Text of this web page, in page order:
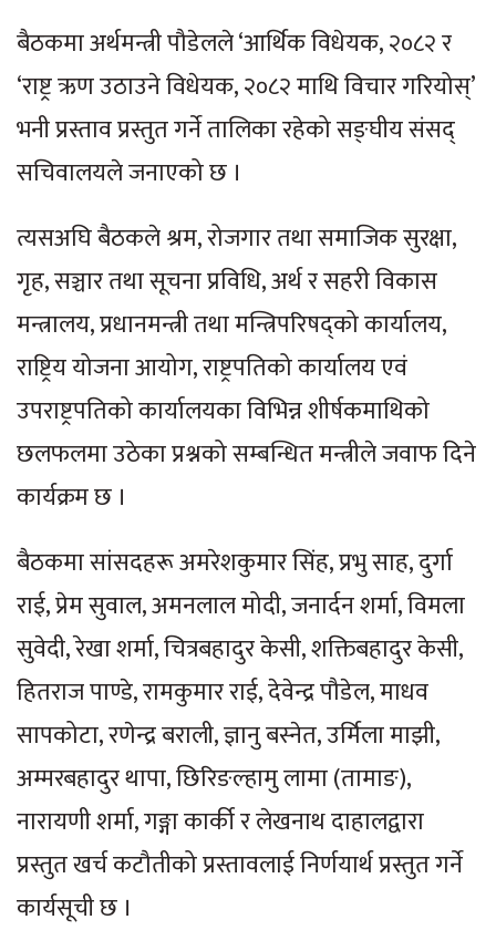
बैठकमा अर्थमन्त्री पौडेलले ‘आर्थिक विधेयक, २०८२ र
‘राष्ट्र ऋण उठाउने विधेयक, २०८२ माथि विचार गरियोस्’
भनी प्रस्ताव प्रस्तुत गर्ने तालिका रहेको सङ्घीय संसद्
सचिवालयले जनाएको छ ।
त्यसअघि बैठकले श्रम, रोजगार तथा समाजिक सुरक्षा,
गृह, सञ्चार तथा सूचना प्रविधि, अर्थ र सहरी विकास
मन्त्रालय, प्रधानमन्त्री तथा मन्त्रिपरिषद्को कार्यालय,
राष्ट्रिय योजना आयोग, राष्ट्रपतिको कार्यालय एवं
उपराष्ट्रपतिको कार्यालयका विभिन्न शीर्षकमाथिको
छलफलमा उठेका प्रश्नको सम्बन्धित मन्त्रीले जवाफ दिने
कार्यक्रम छ ।
बैठकमा सांसदहरू अमरेशकुमार सिंह, प्रभु साह, दुर्गा
राई, प्रेम सुवाल, अमनलाल मोदी, जनार्दन शर्मा, विमला
सुवेदी, रेखा शर्मा, चित्रबहादुर केसी, शक्तिबहादुर केसी,
हितराज पाण्डे, रामकुमार राई, देवेन्द्र पौडेल, माधव
सापकोटा, रणेन्द्र बराली, ज्ञानु बस्नेत, उर्मिला माझी,
अम्मरबहादुर थापा, छिरिङल्हामु लामा (तामाङ),
नारायणी शर्मा, गङ्गा कार्की र लेखनाथ दाहालद्वारा
प्रस्तुत खर्च कटौतीको प्रस्तावलाई निर्णयार्थ प्रस्तुत गर्ने
कार्यसूची छ ।